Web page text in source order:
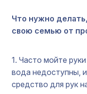
Что нужно
свою семью от
1. Часто мойте
вода недоступны,
средство для рук